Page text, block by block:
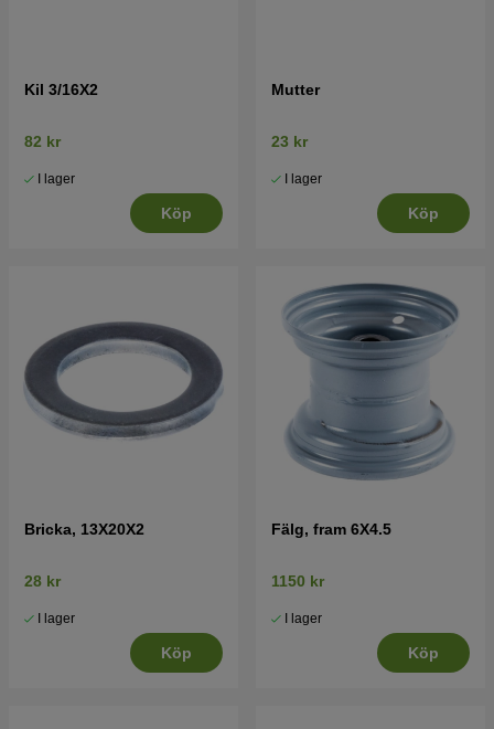
Kil 3/16X2
82 kr
I lager
Köp
Mutter
23 kr
I lager
Köp
Bricka, 13X20X2
28 kr
I lager
Köp
Fälg, fram 6X4.5
1150 kr
I lager
Köp